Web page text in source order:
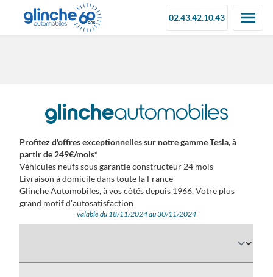
02.43.42.10.43
Profitez d'offres exceptionnelles sur notre gamme Tesla, à
partir de 249€/mois*
Véhicules neufs sous garantie constructeur 24 mois
Livraison à domicile dans toute la France
Glinche Automobiles, à vos côtés depuis 1966. Votre plus
grand motif d'autosatisfaction
valable du 18/11/2024 au 30/11/2024